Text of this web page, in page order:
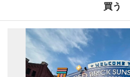
買う